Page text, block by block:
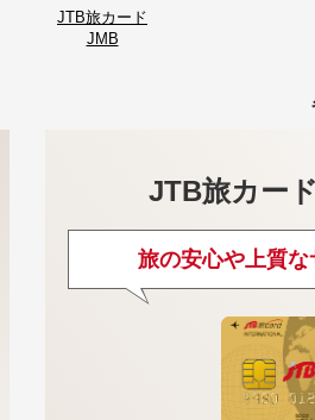
JTB旅カード
JMB
JTB旅カー
旅の安心や上質な